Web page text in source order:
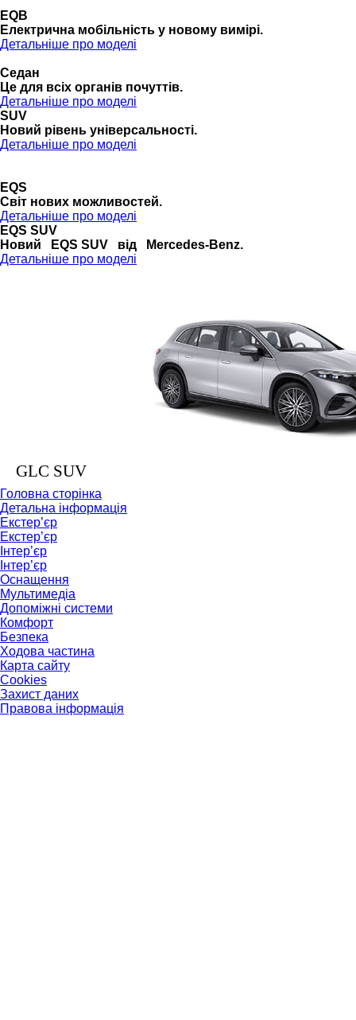
EQB
Електрична мобільність у новому вимірі.
Детальніше про моделі
Седан
Це для всіх органів почуттів.
Детальніше про моделі
SUV
Новий рівень універсальності.
Детальніше про моделі
EQS
Cвіт нових можливостей.
Детальніше про моделі
EQS SUV
Новий EQS SUV від Mercedes-Benz.
Детальніше про моделі
GLC SUV
Головна сторінка
Детальна інформація
Екстер’єр
Екстер’єр
Інтер’єр
Інтер’єр
Оснащення
Мультимедіа
Допоміжні системи
Комфорт
Безпека
Ходова частина
Карта сайту
Cookies
Захист даних
Правова інформація